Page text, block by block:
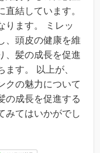
結しています。
ります。 ミレッ
、頭皮の健康を維
、髪の成長を促進
す。 以上が、
クの魅力について
の成長を促進する
みてはいかがでし